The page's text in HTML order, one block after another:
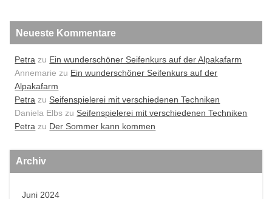
Neueste Kommentare
Petra zu Ein wunderschöner Seifenkurs auf der Alpakafarm
Annemarie zu Ein wunderschöner Seifenkurs auf der
Alpakafarm
Petra zu Seifenspielerei mit verschiedenen Techniken
Daniela Elbs zu Seifenspielerei mit verschiedenen Techniken
Petra zu Der Sommer kann kommen
Archiv
Juni 2024